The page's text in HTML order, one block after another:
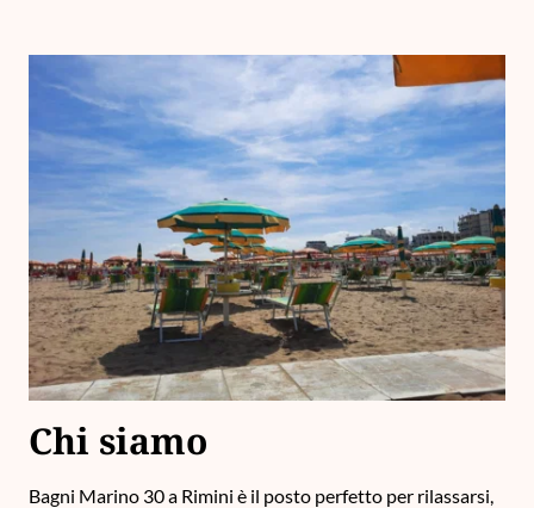
Chi siamo
Bagni Marino 30 a Rimini è il posto perfetto per rilassarsi,